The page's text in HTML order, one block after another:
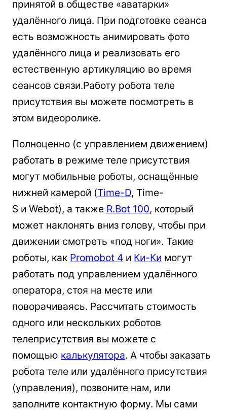
принятой в обществе «аватарки»
удалённого лица. При подготовке сеанса
есть возможность анимировать фото
удалённого лица и реализовать его
естественную артикуляцию во время
сеансов связи.Работу робота теле
присутствия вы можете посмотреть в
этом видеоролике.
Полноценно (с управлением движением)
работать в режиме теле присутствия
могут мобильные роботы, оснащённые
нижней камерой (Time-D, Time-
S и Webot), а также R.Bot 100, который
может наклонять вниз голову, чтобы при
движении смотреть «под ноги». Такие
роботы, как Promobot 4 и Ки-Ки могут
работать под управлением удалённого
оператора, стоя на месте или
поворачиваясь. Рассчитать стоимость
одного или нескольких роботов
телеприсутствия вы можете с
помощью калькулятора. А чтобы заказать
робота теле или удалённого присутствия
(управления), позвоните нам, или
заполните контактную форму. Мы сами